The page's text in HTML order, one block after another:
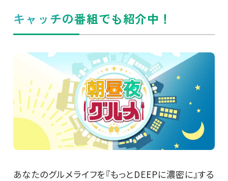
キャッチの番組でも紹介中！
あなたのグルメライフを『もっとDEEPに濃密に』する